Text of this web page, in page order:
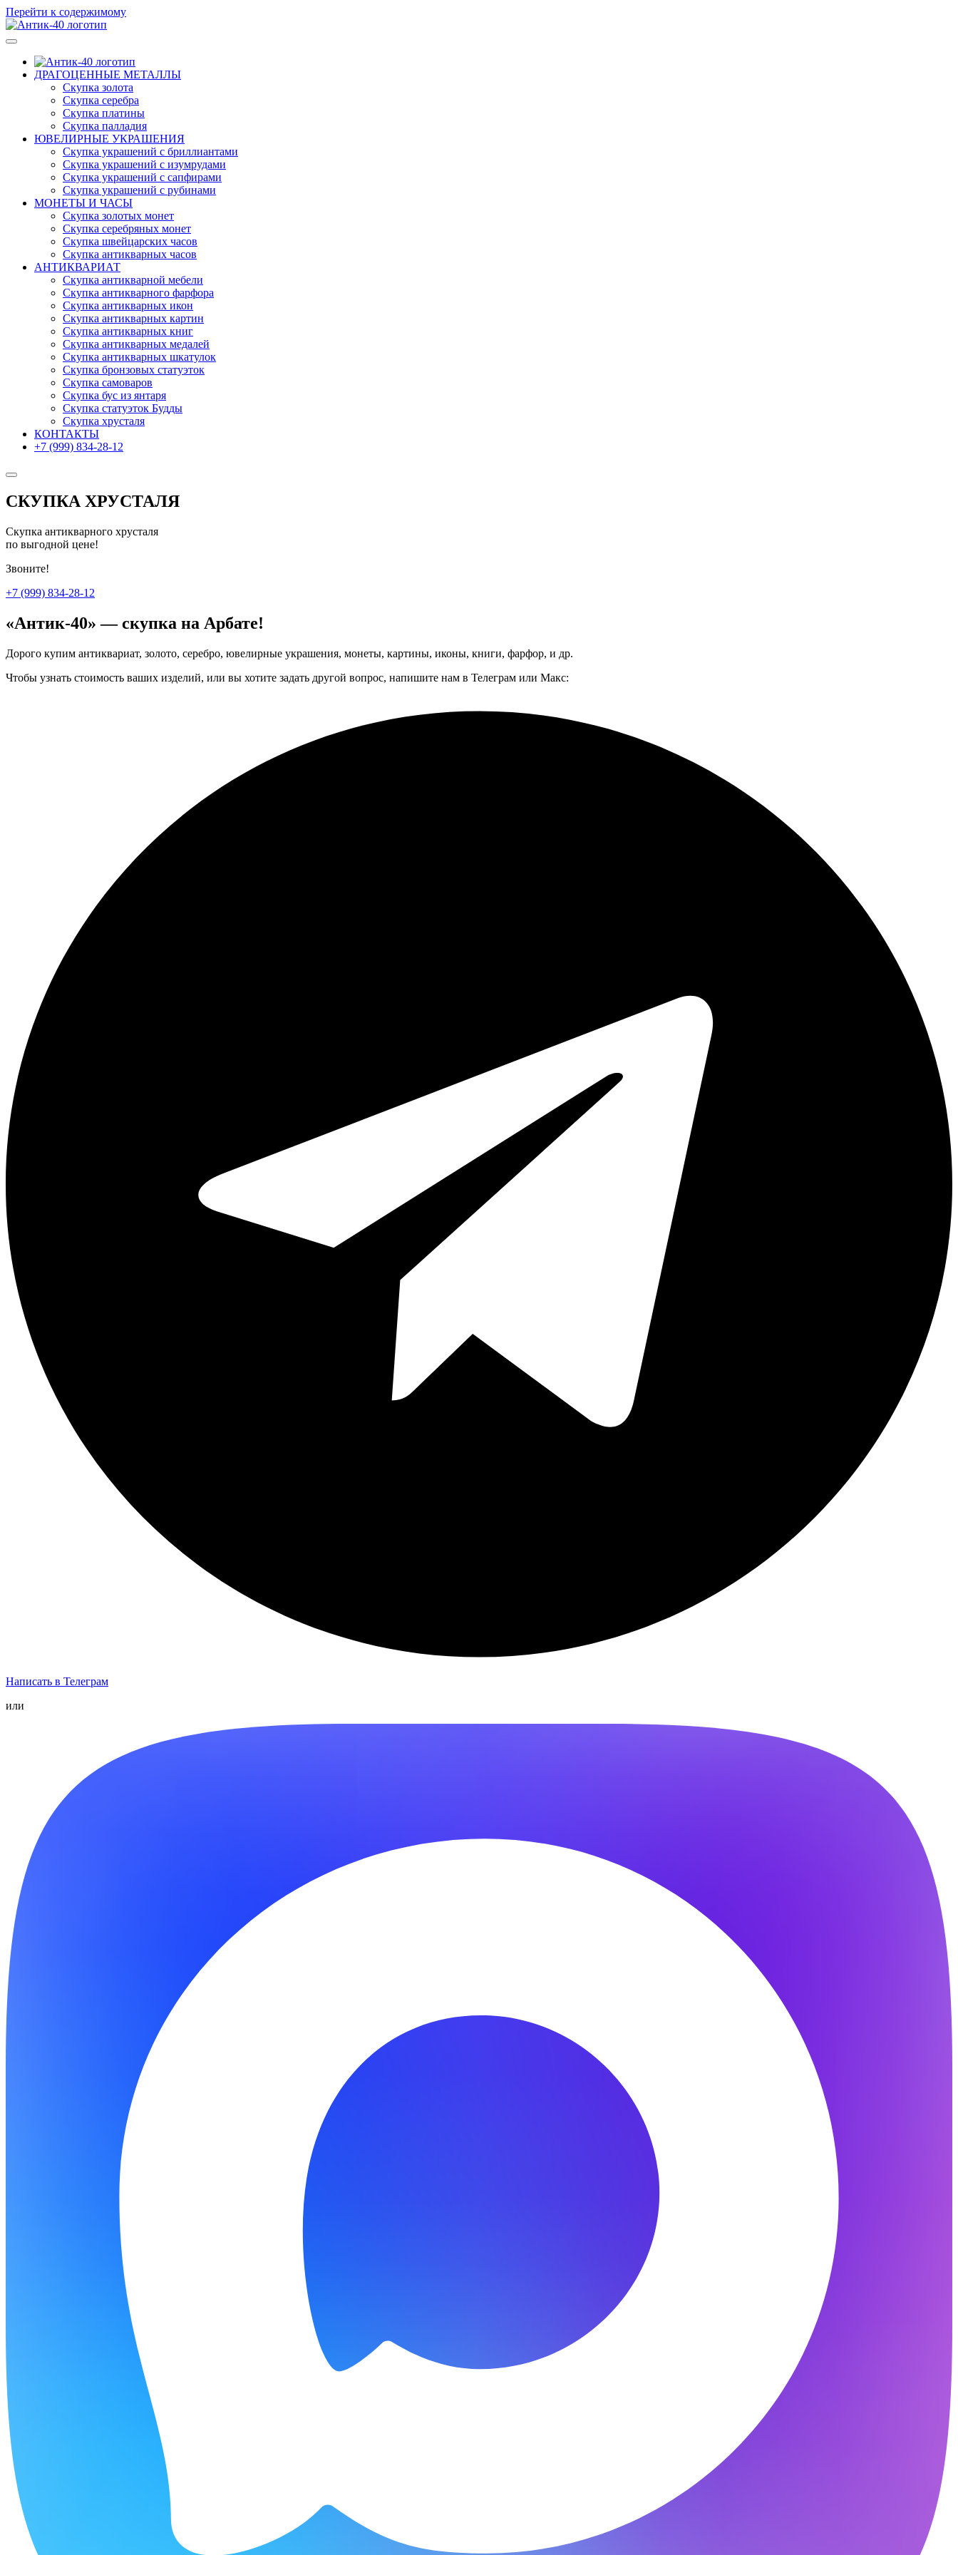
Перейти к содержимому
ДРАГОЦЕННЫЕ МЕТАЛЛЫ
Скупка золота
Скупка серебра
Скупка платины
Скупка палладия
ЮВЕЛИРНЫЕ УКРАШЕНИЯ
Скупка украшений с бриллиантами
Скупка украшений с изумрудами
Скупка украшений с сапфирами
Скупка украшений с рубинами
МОНЕТЫ И ЧАСЫ
Скупка золотых монет
Скупка серебряных монет
Скупка швейцарских часов
Скупка антикварных часов
АНТИКВАРИАТ
Скупка антикварной мебели
Скупка антикварного фарфора
Скупка антикварных икон
Скупка антикварных картин
Скупка антикварных книг
Скупка антикварных медалей
Скупка антикварных шкатулок
Скупка бронзовых статуэток
Скупка самоваров
Скупка бус из янтаря
Скупка статуэток Будды
Скупка хрусталя
КОНТАКТЫ
+7 (999) 834-28-12
СКУПКА ХРУСТАЛЯ
Скупка антикварного хрусталя
по выгодной цене!
Звоните!
+7 (999) 834-28-12
«Антик-40» — скупка на Арбате!
Дорого купим антиквариат, золото, серебро, ювелирные украшения, монеты, картины, иконы, книги, фарфор, и др.
Чтобы узнать стоимость ваших изделий, или вы хотите задать другой вопрос, напишите нам в Телеграм или Макс:
Написать в Телеграм
или